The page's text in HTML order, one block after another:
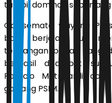
tampil dominan sepanjang
Gol semata wayang
baru berjalan dua
tendangan bebas yang
berhasil disambut
Patricio Matricardi dan
gawang PSIM.